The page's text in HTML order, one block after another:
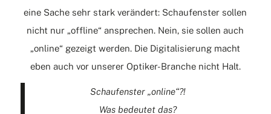
eine Sache sehr stark verändert: Schaufenster sollen
nicht nur „offline“ ansprechen. Nein, sie sollen auch
„online“ gezeigt werden. Die Digitalisierung macht
eben auch vor unserer Optiker-Branche nicht Halt.
Schaufenster „online“?!
Was bedeutet das?